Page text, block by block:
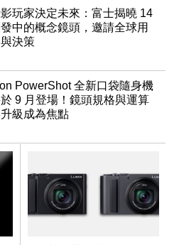
玩家決定未來：富士揭曉 14
中的概念鏡頭，邀請全球用
決策
PowerShot 全新口袋隨身機
9 月登場！鏡頭規格與運算
級成為焦點